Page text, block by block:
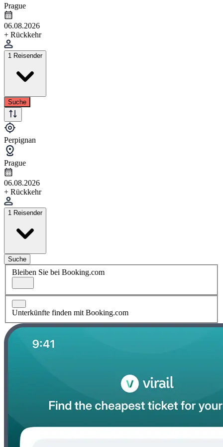
Prague
06.08.2026
+ Rückkehr
1 Reisender
Suche
Perpignan
Prague
06.08.2026
+ Rückkehr
1 Reisender
Suche
Bleiben Sie bei Booking.com
Unterkünfte finden mit Booking.com